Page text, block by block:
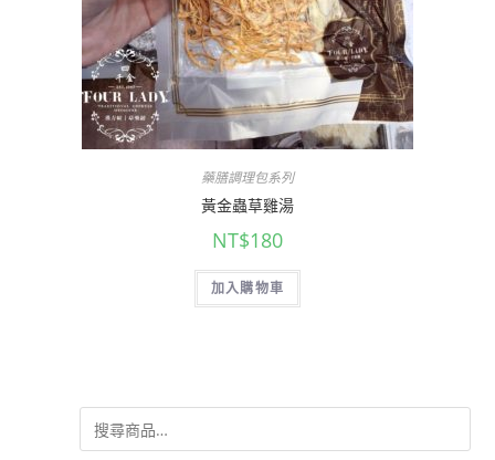
藥膳調理包系列
黃金蟲草雞湯
NT$180
加入購物車